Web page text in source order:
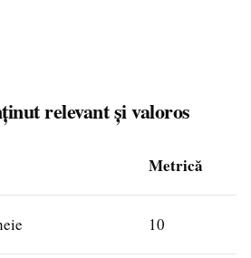
relevant și valoros
Metrică
10